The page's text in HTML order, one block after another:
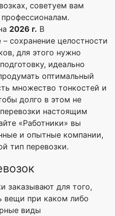
советуем вам
2026 г. В
сохранение целостности
для этого нужно
идеально
оптимальный
множество тонкостей и
долго в этом не
настоящим
«Работники» вы
и опытные компании,
тип перевозки.
заказывают для того,
вещи при каком либо
виды